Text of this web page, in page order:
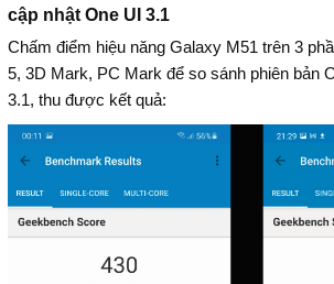
cập nhật One UI 3.1
Chấm điểm hiệu năng Galaxy M51 trên 3
5, 3D Mark, PC Mark để so sánh phiên bản
3.1, thu được kết quả: